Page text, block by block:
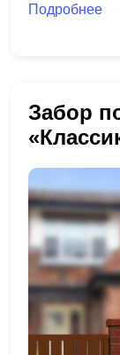
Подробнее
Забор